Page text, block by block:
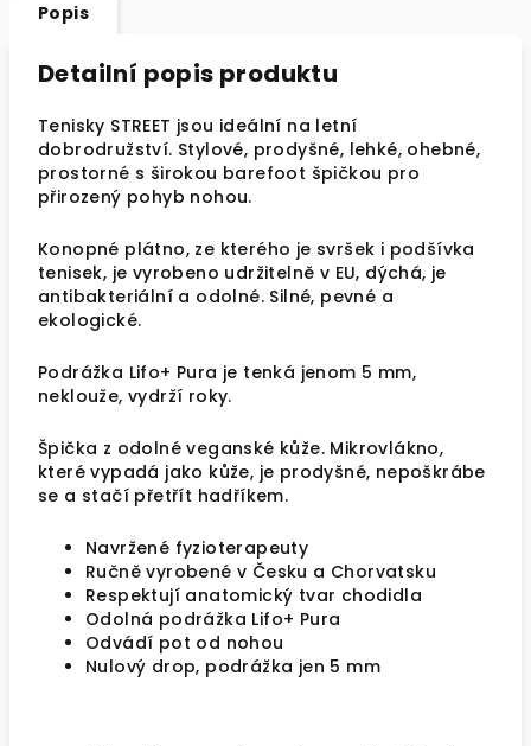
Popis
Detailní popis produktu
Tenisky STREET jsou ideální na letní
dobrodružství. Stylové, prodyšné, lehké, ohebné,
prostorné s širokou barefoot špičkou pro
přirozený pohyb nohou.
Konopné plátno, ze kterého je svršek i podšívka
tenisek, je vyrobeno udržitelně v EU, dýchá, je
antibakteriální a odolné. Silné, pevné a
ekologické.
Podrážka Lifo+ Pura je tenká jenom 5 mm,
neklouže, vydrží roky.
Špička z odolné veganské kůže. Mikrovlákno,
které vypadá jako kůže, je prodyšné, nepoškrábe
se a stačí přetřít hadříkem.
Navržené fyzioterapeuty
Ručně vyrobené v Česku a Chorvatsku
Respektují anatomický tvar chodidla
Odolná podrážka Lifo+ Pura
Odvádí pot od nohou
Nulový drop, podrážka jen 5 mm